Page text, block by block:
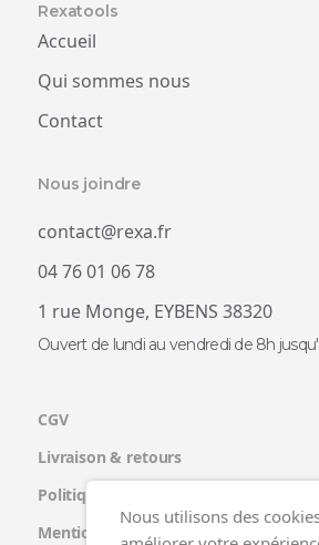
Rexatools
Accueil
Qui sommes nous
Contact
Nous joindre
contact@rexa.fr
04 76 01 06 78
1 rue Monge, EYBENS 38320
Ouvert de lundi au vendredi de 8h
CGV
Livraison & retours
Politique de confidentialité
Mentions légales
Nous utilisons des